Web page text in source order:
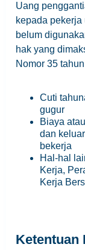
Uang
kepada
belum
hak yang
Nomor 35
Cuti
gugur
Biaya
dan
bekerja
Hal-hal
Kerja,
Kerja
Ketentuan